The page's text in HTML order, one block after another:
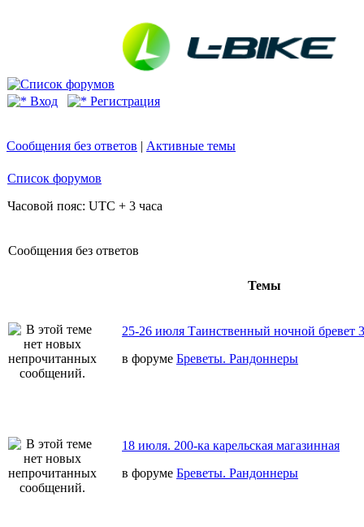
Вход Регистрация
Сообщения без ответов | Активные темы
Список форумов
Часовой пояс: UTC + 3 часа
Сообщения без ответов
Темы
25-26 июля Таинственный ночной бревет
в форуме Бреветы. Рандоннеры
18 июля. 200-ка карельская магазинная
в форуме Бреветы. Рандоннеры